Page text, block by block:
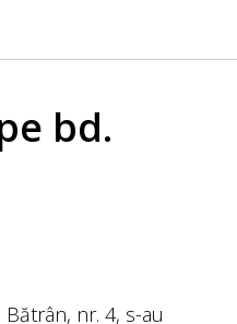
bd.
nr. 4, s-au